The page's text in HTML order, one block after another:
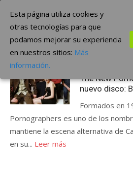
contenido
The Borderline Music
Etiqueta:Brill Bruisers
The New
nuevo disco:
Formados en
Pornographers es uno de los
mantiene la escena alternativa de
en su... Leer más
Esta página utiliza cookies y
otras tecnologías para que
podamos mejorar su experiencia
en nuestros sitios: Más
información.